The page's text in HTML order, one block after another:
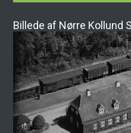
Billede af Nørre Kollund